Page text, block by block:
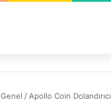
Genel / Apollo Coin